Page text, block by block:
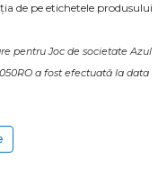
de pe etichetele produsului
pentru Joc de societate Azul
a fost efectuată la data